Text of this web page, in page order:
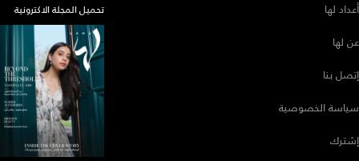
أعداد لها
عن لها
إتصل بنا
سياسة الخصوصية
إشترك
تحميل المجلة الاكترونية